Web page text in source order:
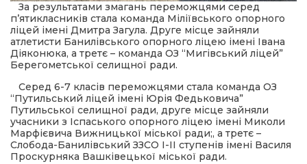
голос гірського краю
умови придбання
та контакти
За результатами змагань переможцями серед
п’ятикласників стала команда Міліївського опорного
ліцей імені Дмитра Загула. Друге місце зайняли
атлетисти Банилівського опорного ліцею імені Івана
Діяконюка, а третє – команда ОЗ “Мигівський ліцей”
Берегометської селищної ради.
Серед 6-7 класів переможцями стала команда ОЗ
“Путильський ліцей імені Юрія Федьковича”
Путильської селищної ради, друге місце зайняли
учасники з Іспаського опорного ліцею імені Миколи
Марфієвича Вижницької міської ради;, а третє –
Слобода-Банилівський ЗЗСО І-ІІ ступенів імені Василя
Проскурняка Вашківецької міської ради.